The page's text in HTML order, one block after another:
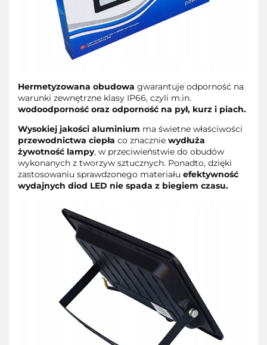
Hermetyzowana obudowa gwarantuje odporność na
warunki zewnętrzne klasy IP66, czyli m.in.
wodoodporność oraz odporność na pył, kurz i piach.
Wysokiej jakości aluminium ma świetne właściwości
przewodnictwa ciepła co znacznie wydłuża
żywotność lampy, w przeciwieństwie do obudów
wykonanych z tworzyw sztucznych. Ponadto, dzięki
zastosowaniu sprawdzonego materiału efektywność
wydajnych diod LED nie spada z biegiem czasu.